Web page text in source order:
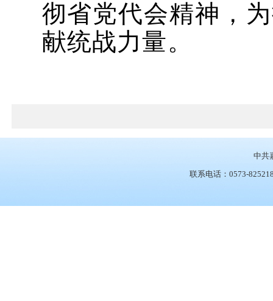
彻省党代会精神，
献统战力量。
中共
联系电话：0573-